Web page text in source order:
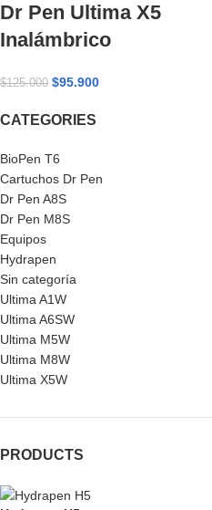
CATEGORIES
BioPen T6
Cartuchos Dr Pen
Dr Pen A8S
Dr Pen M8S
Equipos
Hydrapen
Sin categoría
Ultima A1W
Ultima A6SW
Ultima M5W
Ultima M8W
Ultima X5W
PRODUCTS
Dr Pen Ultima X5
Inalámbrico
$125.000 $95.900